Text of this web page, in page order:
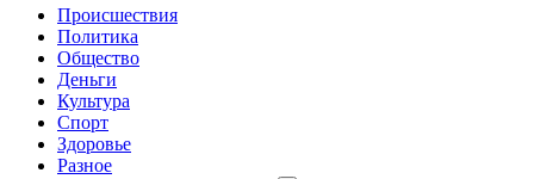
Происшествия
Политика
Общество
Деньги
Культура
Спорт
Здоровье
Разное